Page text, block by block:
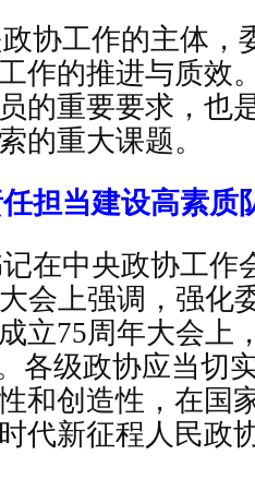
协工作的主体，
作的推进与质效
的重要要求，也
的重大课题。
担当建设高素质
在中央政协工作
会上强调，强化
立75周年大会上
各级政协应当切
和创造性，在国
代新征程人民政